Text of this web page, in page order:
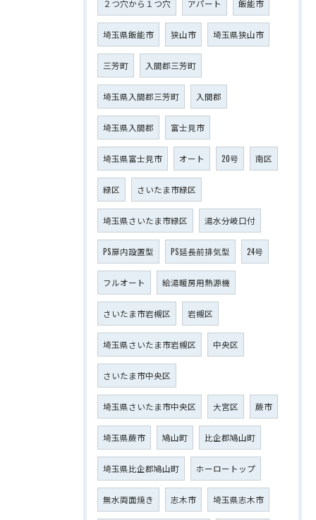
２つ穴から１つ穴 アパート 飯能市
埼玉県飯能市 狭山市 埼玉県狭山市
三芳町 入間郡三芳町
埼玉県入間郡三芳町 入間郡
埼玉県入間郡 富士見市
埼玉県富士見市 オート 20号 南区
緑区 さいたま市緑区
埼玉県さいたま市緑区 湯水分岐口付
PS扉内設置型 PS延長前排気型 24号
フルオート 給湯暖房用熱源機
さいたま市岩槻区 岩槻区
埼玉県さいたま市岩槻区 中央区
さいたま市中央区
埼玉県さいたま市中央区 大宮区 蕨市
埼玉県蕨市 鳩山町 比企郡鳩山町
埼玉県比企郡鳩山町 ホーロートップ
無水両面焼き 志木市 埼玉県志木市